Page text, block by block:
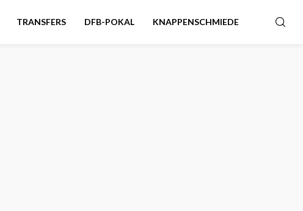
TRANSFERS DFB-POKAL KNAPPENSCHMIEDE